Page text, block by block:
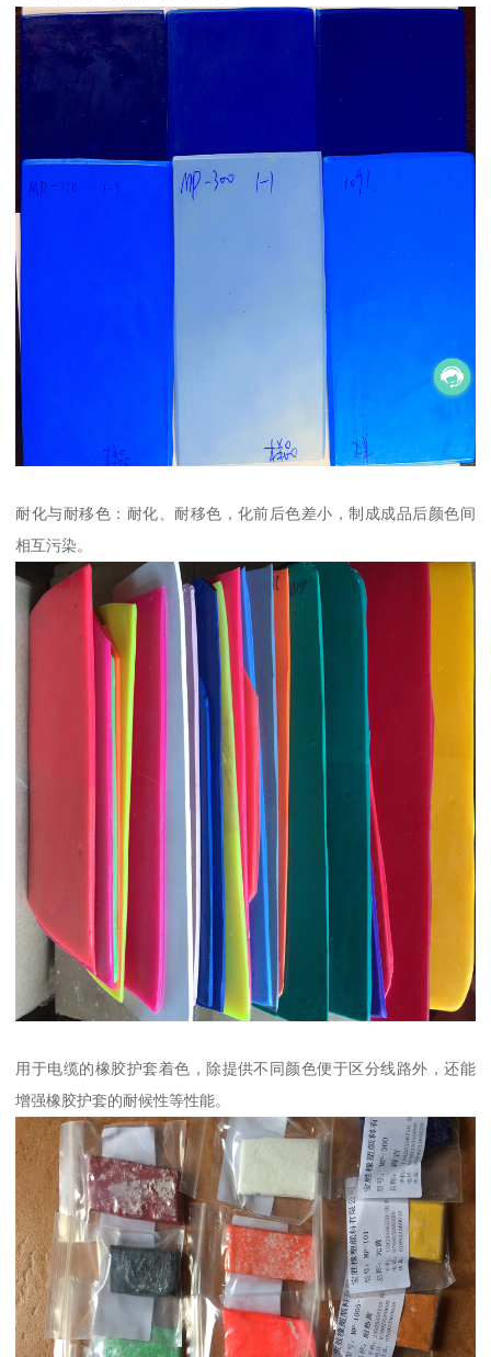
耐化与耐移色：耐化、耐移色，化前后色差小，制成成品后颜色间
相互污染。
用于电缆的橡胶护套着色，除提供不同颜色便于区分线路外，还能
增强橡胶护套的耐候性等性能。